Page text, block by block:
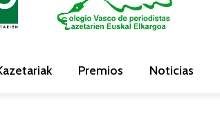
Premios Noticias